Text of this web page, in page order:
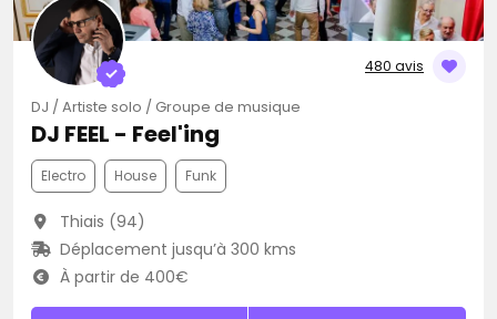
480 avis
DJ / Artiste solo / Groupe de musique
DJ FEEL - Feel'ing
Electro House Funk
Thiais (94)
Déplacement jusqu’à 300 kms
À partir de 400€